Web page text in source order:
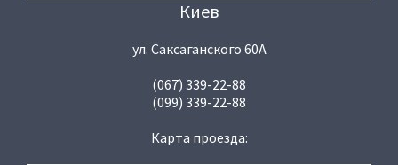
Киев
ул. Саксаганского 60А
(067) 339-22-88
(099) 339-22-88
Карта проезда: